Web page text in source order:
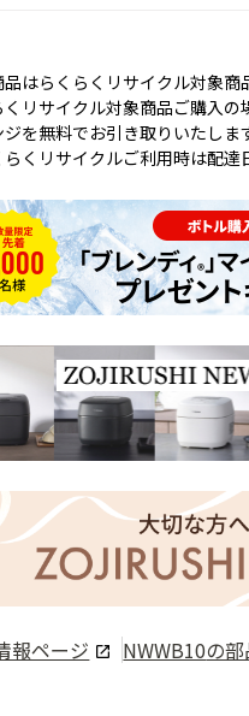
品はらくらくリサイクル対象商
くリサイクル対象商品ご購入
ジを無料でお引き取りいたしま
くリサイクルご利用時は配達
報ページ NWWB10の